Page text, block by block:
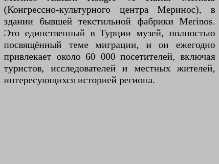
(Конгрессно-культурного центра Меринос), в
здании бывшей текстильной фабрики Merinos.
Это единственный в Турции музей, полностью
посвящённый теме миграции, и он ежегодно
привлекает около 60 000 посетителей, включая
туристов, исследователей и местных жителей,
интересующихся историей региона.